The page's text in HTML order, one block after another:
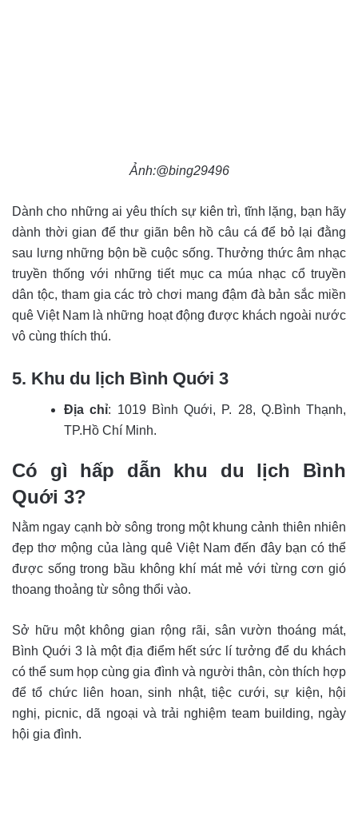
Ảnh:@bing29496
Dành cho những ai yêu thích sự kiên trì, tĩnh lặng, bạn hãy
dành thời gian để thư giãn bên hồ câu cá để bỏ lại đằng
sau lưng những bộn bề cuộc sống. Thưởng thức âm nhạc
truyền thống với những tiết mục ca múa nhạc cổ truyền
dân tộc, tham gia các trò chơi mang đậm đà bản sắc miền
quê Việt Nam là những hoạt động được khách ngoài nước
vô cùng thích thú.
5. Khu du lịch Bình Quới 3
Địa chỉ: 1019 Bình Quới, P. 28, Q.Bình Thạnh,
TP.Hồ Chí Minh.
Có gì hấp dẫn khu du lịch Bình
Quới 3?
Nằm ngay cạnh bờ sông trong một khung cảnh thiên nhiên
đẹp thơ mộng của làng quê Việt Nam đến đây bạn có thể
được sống trong bầu không khí mát mẻ với từng cơn gió
thoang thoảng từ sông thổi vào.
Sở hữu một không gian rộng rãi, sân vườn thoáng mát,
Bình Quới 3 là một địa điểm hết sức lí tưởng để du khách
có thể sum họp cùng gia đình và người thân, còn thích hợp
để tổ chức liên hoan, sinh nhật, tiệc cưới, sự kiện, hội
nghị, picnic, dã ngoại và trải nghiệm team building, ngày
hội gia đình.